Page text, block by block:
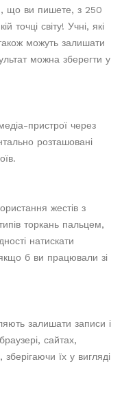
що ви пишете, з 250
точці світу! Учні, які
можуть залишати
можна зберегти у
пристрої через
розташовані
жестів з
торкань пальцем,
натискати
б ви працювали зі
залишати записи і
сайтах,
їх у вигляді